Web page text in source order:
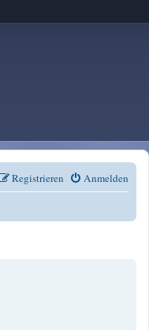
Anmelden
Registrieren